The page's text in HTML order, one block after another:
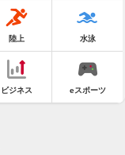
陸上 水泳
ビジネス eスポーツ